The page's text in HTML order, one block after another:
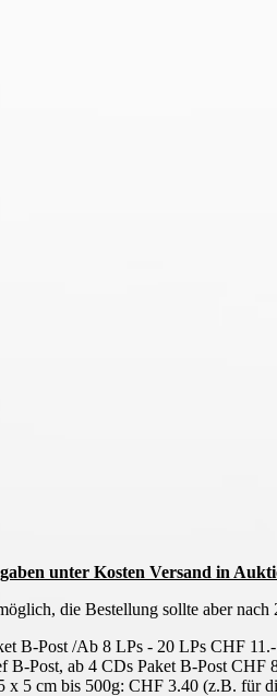
unter Kosten Versand in
die Bestellung sollte aber
B-Post /Ab 8 LPs - 20 LPs CHF
Post, ab 4 CDs Paket B-Post
x 5 cm bis 500g: CHF 3.40 (z.B. für